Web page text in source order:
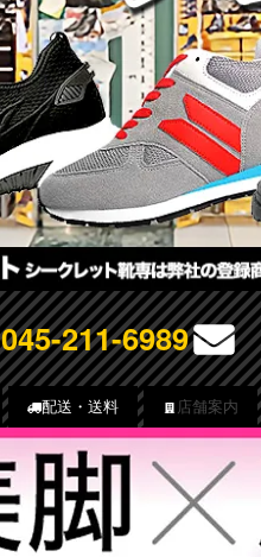
045-211-6989
配送・送料 店舗案内